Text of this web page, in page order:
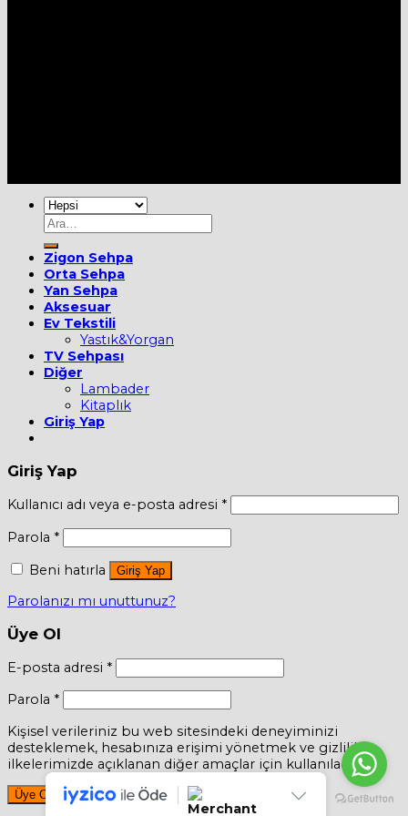
Ara:
Zigon Sehpa
Orta Sehpa
Yan Sehpa
Aksesuar
Ev Tekstili
Yastık&Yorgan
TV Sehpası
Diğer
Lambader
Kitaplık
Giriş Yap
Giriş Yap
Kullanıcı adı veya e-posta adresi *
Parola *
Beni hatırla Giriş Yap
Parolanızı mı unuttunuz?
Üye Ol
E-posta adresi *
Parola *
Kişisel verileriniz bu web sitesindeki deneyiminizi
desteklemek, hesabınıza erişimi yönetmek ve gizlilik
ilkelerimizde açıklanan diğer amaçlar için kullanılacaktır.
Üye Ol